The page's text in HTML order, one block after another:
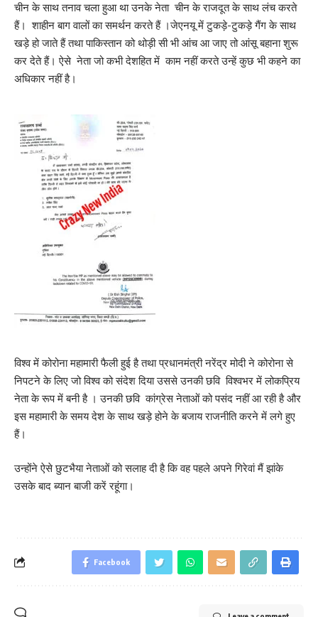
चीन के साथ तनाव चला हुआ था उनके नेता चीन के राजदूत के साथ लंच करते
हैं। शाहीन बाग वालों का समर्थन करते हैं ।जेएनयू में टुकड़े-टुकड़े गैंग के साथ
खड़े हो जाते हैं तथा पाकिस्तान को थोड़ी सी भी आंच आ जाए तो आंसू बहाना शुरू
कर देते हैं। ऐसे नेता जो कभी देशहित में काम नहीं करते उन्हें कुछ भी कहने का
अधिकार नहीं है।
विश्व में कोरोना महामारी फैली हुई है तथा प्रधानमंत्री नरेंद्र मोदी ने कोरोना से
निपटने के लिए जो विश्व को संदेश दिया उससे उनकी छवि विश्वभर में लोकप्रिय
नेता के रूप में बनी है । उनकी छवि कांग्रेस नेताओं को पसंद नहीं आ रही है और
इस महामारी के समय देश के साथ खड़े होने के बजाय राजनीति करने में लगे हुए
हैं।
उन्होंने ऐसे छुटभैया नेताओं को सलाह दी है कि वह पहले अपने गिरेवां मैं झांके
उसके बाद ब्यान बाजी करें रहूंगा।
Facebook